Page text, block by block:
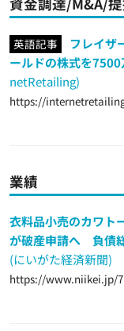
英語記事
フレイザ
ールドの株式を
netRetailing)
https://
業績
衣料品小売のカワト
が破産申請へ 負債
(にいがた経済新聞)
https://www.niikei.jp/